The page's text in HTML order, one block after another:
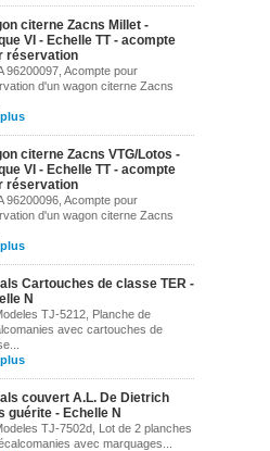
Faisans -...
Aigles...
citerne Zacns Millet -
VI - Echelle TT - acompte
réservation
96200097, Acompte pour
d'un wagon citerne Zacns
citerne Zacns VTG/Lotos -
VI - Echelle TT - acompte
réservation
96200096, Acompte pour
d'un wagon citerne Zacns
Cartouches de classe TER -
N
TJ-5212, Planche de
avec cartouches de
couvert A.L. De Dietrich
guérite - Echelle N
TJ-7502d, Lot de 2 planches
avec marquages...